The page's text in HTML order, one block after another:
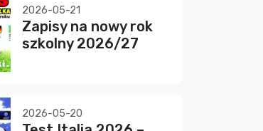
2026-05-21
Zapisy na nowy rok
szkolny 2026/27
2026-05-20